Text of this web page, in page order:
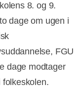
8. og 9.
dage om ugen i
FGU
dage modtager